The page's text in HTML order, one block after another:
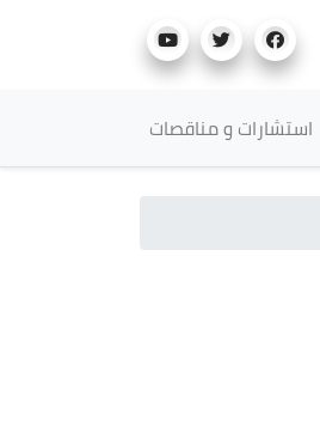
استشارات و مناقصات